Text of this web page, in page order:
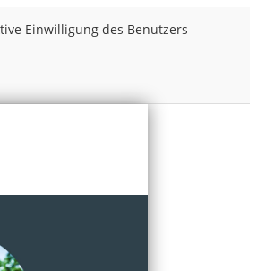
Einwilligung des Benutzers